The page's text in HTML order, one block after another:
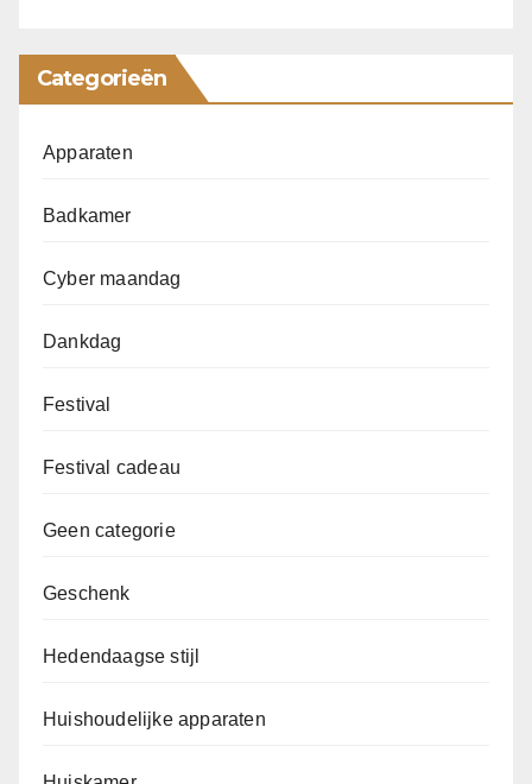
Categorieën
Apparaten
Badkamer
Cyber maandag
Dankdag
Festival
Festival cadeau
Geen categorie
Geschenk
Hedendaagse stijl
Huishoudelijke apparaten